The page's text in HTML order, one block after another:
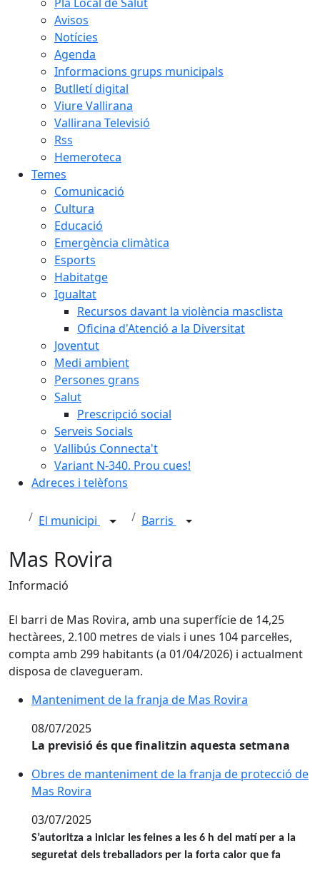
Avisos
Notícies
Agenda
Informacions grups municipals
Butlletí digital
Viure Vallirana
Vallirana Televisió
Rss
Hemeroteca
Temes
Comunicació
Cultura
Educació
Emergència climàtica
Esports
Habitatge
Igualtat
Recursos davant la violència masclista
Oficina d'Atenció a la Diversitat
Joventut
Medi ambient
Persones grans
Salut
Prescripció social
Serveis Socials
Vallibús Connecta't
Variant N-340. Prou cues!
Adreces i telèfons
El municipi Barris
Mas Rovira
Informació
El barri de Mas Rovira, amb una superfície de 14,25
hectàrees, 2.100 metres de vials i unes 104 parcel·les,
compta amb 299 habitants (a 01/04/2026) i actualment
disposa de clavegueram.
Manteniment de la franja de Mas Rovira
Manteniment de la franja de Mas Rovira
08/07/2025
La previsió és que finalitzin aquesta setmana
Obres de manteniment de la franja de protecció de
Obres de manteniment de la franja de protecció de
Mas Rovira
03/07/2025
S’autoritza a iniciar les feines a les 6 h del matí per a la
seguretat dels treballadors per la forta calor que fa